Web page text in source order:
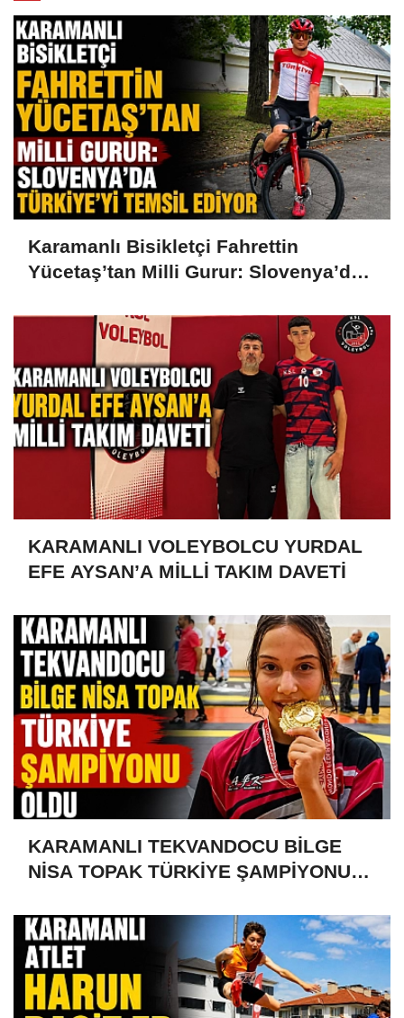
Karamanlı Bisikletçi Fahrettin
Yücetaş’tan Milli Gurur: Slovenya’da
KARAMANLI VOLEYBOLCU YURDAL
EFE AYSAN’A MİLLİ TAKIM DAVETİ
KARAMANLI TEKVANDOCU BİLGE
NİSA TOPAK TÜRKİYE ŞAMPİYONU